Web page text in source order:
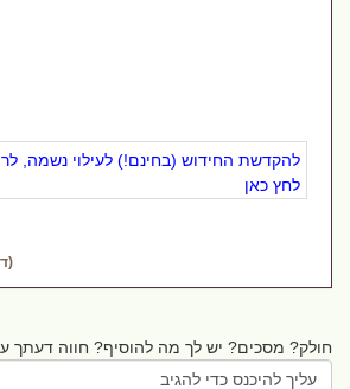
להקדשת החידוש (בחינם!) לעילוי נשמה,
לחץ כאן
חולק? מסכים? יש לך מה להוסיף? חווה דעתך על